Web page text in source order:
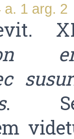
a. 1 arg. 2
.